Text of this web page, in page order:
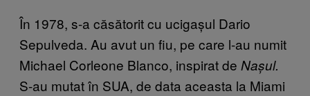
În 1978, s-a căsătorit cu ucigașul Dario
Sepulveda. Au avut un fiu, pe care l-au numit
Michael Corleone Blanco, inspirat de Nașul.
S-au mutat în SUA, de data aceasta la Miami